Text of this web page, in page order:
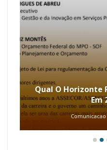
Qual O Horizonte
Em
Comunicacao